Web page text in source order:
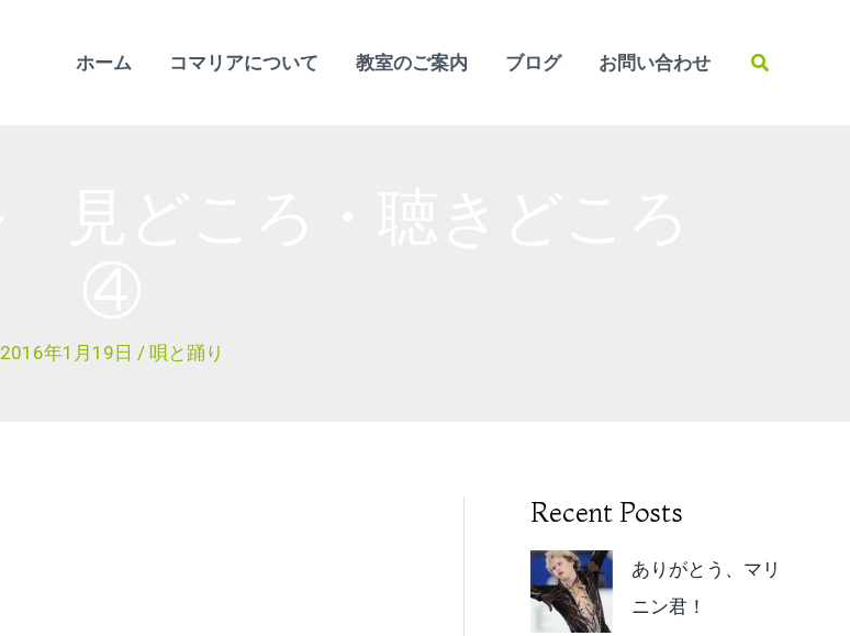
ホーム コマリアについて 教室のご案内 ブログ お問い合わせ
検
2016年1月19日 / 唄と踊り
Recent Posts
ありがとう、マリ
ニン君！